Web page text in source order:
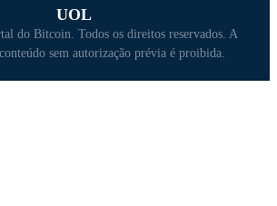
UOL
do Bitcoin. Todos os direitos reservados. A
sem autorização prévia é proibida.